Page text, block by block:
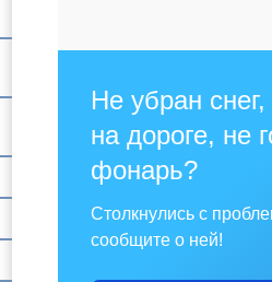
Не убран
на дороге, не
фонарь?
Столкнулись с
сообщите о ней!